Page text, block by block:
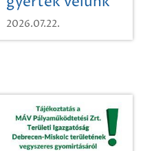
egy városi
időutazásra!
2026.07.22.